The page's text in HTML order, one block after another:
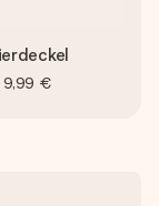
9,99 €